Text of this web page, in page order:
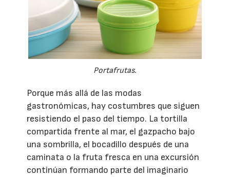
Portafrutas.
Porque más allá de las modas
gastronómicas, hay costumbres que siguen
resistiendo el paso del tiempo. La tortilla
compartida frente al mar, el gazpacho bajo
una sombrilla, el bocadillo después de una
caminata o la fruta fresca en una excursión
continúan formando parte del imaginario